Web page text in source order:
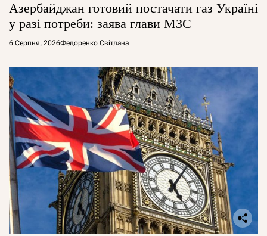
Азербайджан готовий постачати газ Україні
у разі потреби: заява глави МЗС
6 Серпня, 2026Федоренко Світлана